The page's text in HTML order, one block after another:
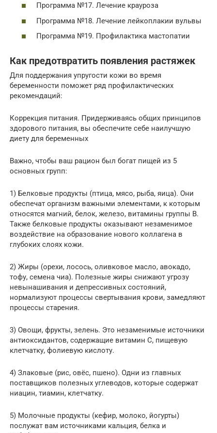
Программа №17. Лечение крауроза
Программа №18. Лечение лейкоплакии вульвы
Программа №19. Профилактика мастопатии
Как предотвратить появления растяжек
Для поддержания упругости кожи во время
беременности поможет ряд профилактических
рекомендаций:
Коррекция питания. Придерживаясь общих принципов
здорового питания, вы обеспечите себе наилучшую
диету для беременных
Важно, чтобы ваш рацион был богат пищей из 5
основных групп:
1) Белковые продукты (птица, мясо, рыба, яица). Они
обеспечат организм важными элементами, к которым
относятся магний, белок, железо, витамины группы В.
Также белковые продукты оказывают незаменимое
воздействие на образование нового коллагена в
глубоких слоях кожи.
2) Жиры (орехи, лосось, оливковое масло, авокадо,
тофу, семена чиа). Полезные жиры снижают угрозу
невынашивания и депрессивных состояний,
нормализуют процессы свертывания крови, замедляют
процессы старения.
3) Овощи, фрукты, зелень. Это незаменимые источники
антиоксидантов, содержащие витамин С, пищевую
клетчатку, фолиевую кислоту.
4) Злаковые (рис, овёс, пшено). Одни из главных
поставщиков полезных углеводов, которые содержат
ниацин, тиамин, клетчатку.
5) Молочные продукты (кефир, молоко, йогурты)
послужат вам источниками кальция, белка и